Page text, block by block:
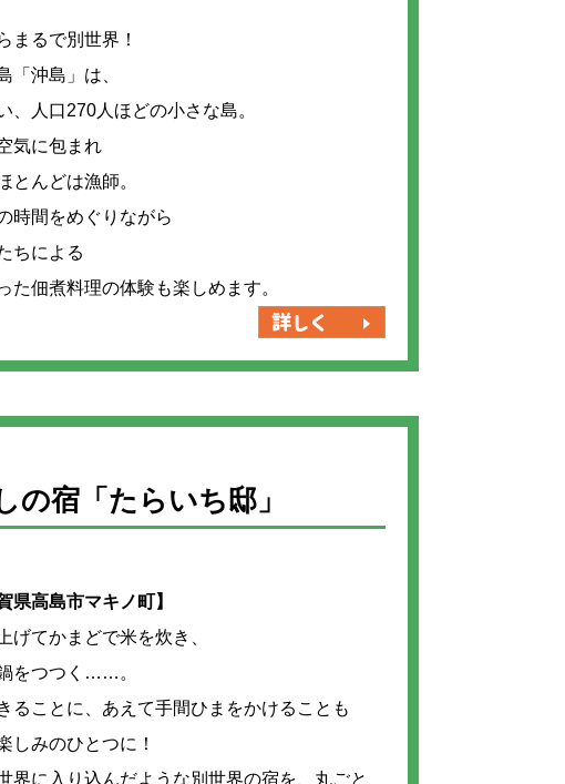
まるで別世界！
「沖島」は、
、人口270人ほどの小さな島。
気に包まれ
とんどは漁師。
時間をめぐりながら
ちによる
た佃煮料理の体験も楽しめます。
宿「たらいち邸」
県高島市マキノ町】
げてかまどで米を炊き、
をつつく……。
ることに、あえて手間ひまをかけることも
しみのひとつに！
界に入り込んだような別世界の宿を、丸ごと